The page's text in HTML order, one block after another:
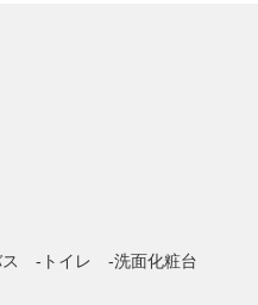
トイレ
洗面化粧台